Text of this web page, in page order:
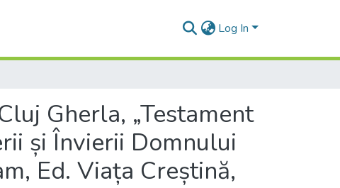
Log In
Gherla, „Testament
și Învierii Domnului
Ed. Viața Creștină,